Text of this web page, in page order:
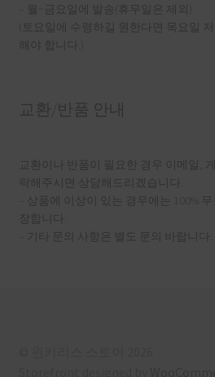
– 월~금요일에 발송(휴무일은 제외)
(토요일에 수령하길 원한다면 목요일
해야 합니다.)
교환/반품 안내
교환이나 반품이 필요한 경우 이메일,
락해주시면 상담해드리겠습니다.
– 상품에 이상이 있는 경우에는 100%
장합니다.
– 기타 문의 사항은 별도 문의 바랍니다.